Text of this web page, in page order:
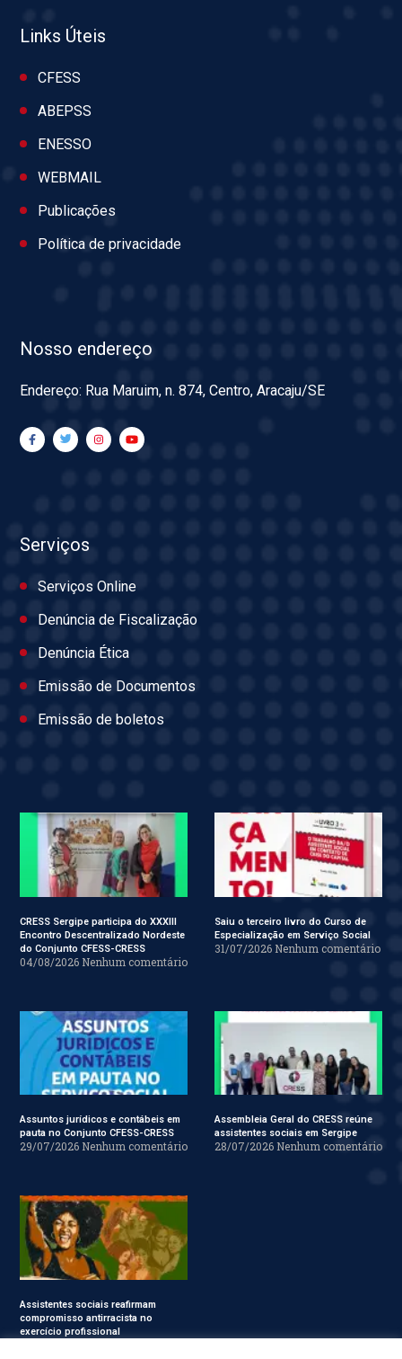
Links Úteis
CFESS
ABEPSS
ENESSO
WEBMAIL
Publicações
Política de privacidade
Nosso endereço
Endereço: Rua Maruim, n. 874, Centro, Aracaju/SE
Serviços
Serviços Online
Denúncia de Fiscalização
Denúncia Ética
Emissão de Documentos
Emissão de boletos
CRESS Sergipe participa do XXXIII
Encontro Descentralizado Nordeste
do Conjunto CFESS-CRESS
04/08/2026 Nenhum comentário
Saiu o terceiro livro do Curso de
Especialização em Serviço Social
31/07/2026 Nenhum comentário
Assuntos jurídicos e contábeis em
pauta no Conjunto CFESS-CRESS
29/07/2026 Nenhum comentário
Assembleia Geral do CRESS reúne
assistentes sociais em Sergipe
28/07/2026 Nenhum comentário
Assistentes sociais reafirmam
compromisso antirracista no
exercício profissional